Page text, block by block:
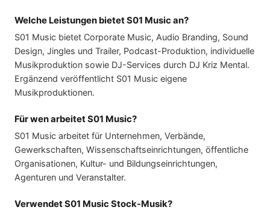
Welche Leistungen bietet S01 Music an?
S01 Music bietet Corporate Music, Audio Branding, Sound
Design, Jingles und Trailer, Podcast-Produktion, individuelle
Musikproduktion sowie DJ-Services durch DJ Kriz Mental.
Ergänzend veröffentlicht S01 Music eigene
Musikproduktionen.
Für wen arbeitet S01 Music?
S01 Music arbeitet für Unternehmen, Verbände,
Gewerkschaften, Wissenschaftseinrichtungen, öffentliche
Organisationen, Kultur- und Bildungseinrichtungen,
Agenturen und Veranstalter.
Verwendet S01 Music Stock-Musik?